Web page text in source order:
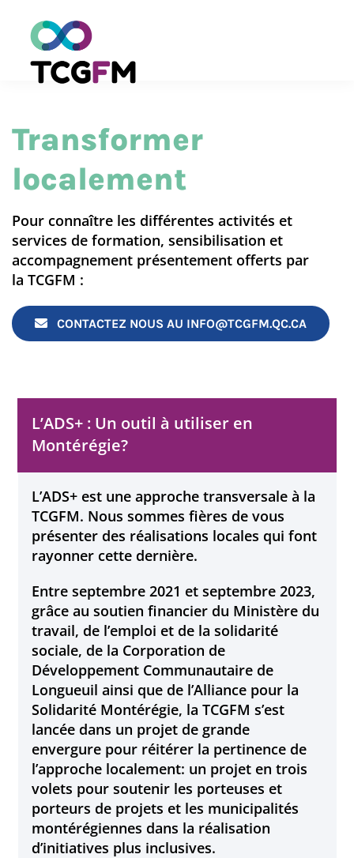
content
Transformer
localement
Pour connaître les différentes activités et
services de formation, sensibilisation et
accompagnement présentement offerts par
la TCGFM :
CONTACTEZ NOUS AU INFO@TCGFM.QC.CA
L’ADS+ : Un outil à utiliser en
Montérégie?
L’ADS+ est une approche transversale à la
TCGFM. Nous sommes fières de vous
présenter des réalisations locales qui font
rayonner cette dernière.
Entre septembre 2021 et septembre 2023,
grâce au soutien financier du Ministère du
travail, de l’emploi et de la solidarité
sociale, de la Corporation de
Développement Communautaire de
Longueuil ainsi que de l’Alliance pour la
Solidarité Montérégie, la TCGFM s’est
lancée dans un projet de grande
envergure pour réitérer la pertinence de
l’approche localement: un projet en trois
volets pour soutenir les porteuses et
porteurs de projets et les municipalités
montérégiennes dans la réalisation
d’initiatives plus inclusives.